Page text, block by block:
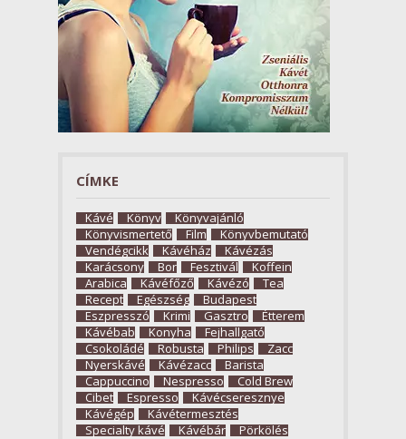
CÍMKE
Kávé Könyv
Könyvajánló
Könyvismertető
Film
Könyvbemutató
Vendégcikk
Kávéház
Kávézás
Karácsony
Bor Fesztivál
Koffein
Arabica
Kávéfőző Kávézó
Tea
Recept
Egészség
Budapest
Eszpresszó
Krimi Gasztro
Étterem
Kávébab
Konyha
Fejhallgató
Csokoládé
Robusta Philips
Zacc
Nyerskávé
Kávézacc
Barista
Cappuccino
Nespresso
Cold Brew
Cibet
Espresso
Kávécseresznye
Kávégép
Kávétermesztés
Specialty kávé
Kávébár Pörkölés